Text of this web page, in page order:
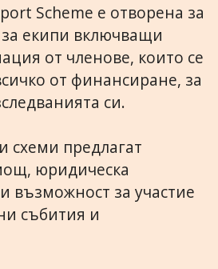
Scheme е отворена за
екипи включващи
от членове, които се
от финансиране, за
си.
схеми предлагат
юридическа
възможност за участие
събития и